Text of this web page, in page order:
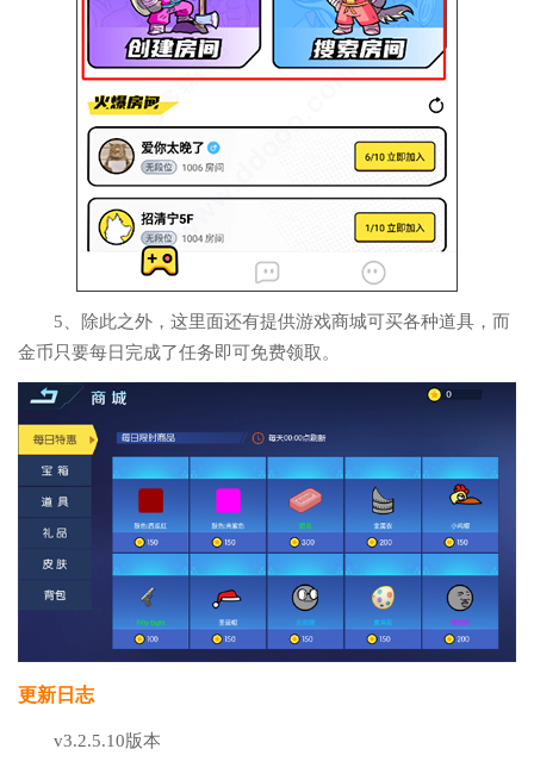
5、除此之外，这里面还有提供游戏商城可买各种道具，而
金币只要每日完成了任务即可免费领取。
更新日志
v3.2.5.10版本